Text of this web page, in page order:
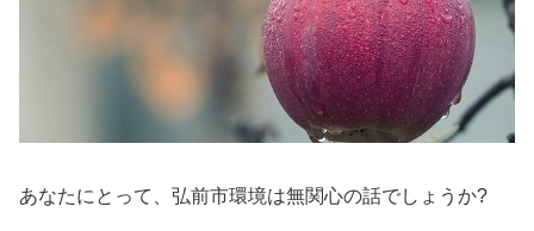
あなたにとって、弘前市環境は無関心の話でしょうか?